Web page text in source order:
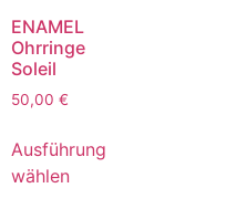
ENAMEL
Ohrringe
Soleil
50,00 €
Ausführung
wählen